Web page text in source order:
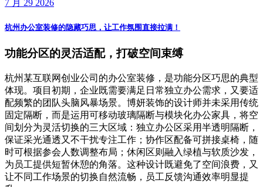
7 月 29 2026
杭州办公室装修的隐藏巧思，让工作氛围直接拉满！
功能分区的灵活适配，打破空间束缚
杭州某互联网创业公司的办公室装修，是功能分区巧思的典型
体现。项目初期，企业既需要满足日常独立办公需求，又要适
配频繁的团队头脑风暴场景。博妍装饰的设计师并未采用传统
固定隔断，而是运用可移动玻璃隔断与模块化办公家具，将空
间划分为灵活切换的三大区域：独立办公区采用半透明隔断，
保证采光通透又不干扰专注工作；协作区配备可拼接桌椅，随
时可根据参会人数调整布局；休闲区则融入绿植与软质沙发，
为员工提供短暂休憩的角落。这种设计既避免了空间浪费，又
让不同工作场景的切换自然流畅，员工反馈沟通效率明显提